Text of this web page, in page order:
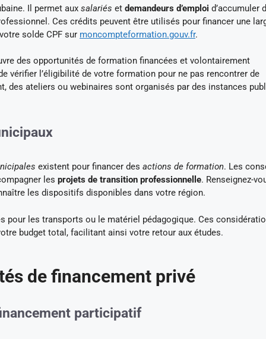
Il permet aux salariés et demandeurs d’emploi d’accumuler
Ces crédits peuvent être utilisés pour financer une
solde CPF sur moncompteformation.gouv.fr.
des opportunités de formation financées et volontairement
vérifier l’éligibilité de votre formation pour ne pas rencontrer de
des ateliers ou webinaires sont organisés par des instances
existent pour financer des actions de formation. Les
les projets de transition professionnelle. Renseignez-
les dispositifs disponibles dans votre région.
pour les transports ou le matériel pédagogique. Ces
budget total, facilitant ainsi votre retour aux études.
de financement privé
participatif